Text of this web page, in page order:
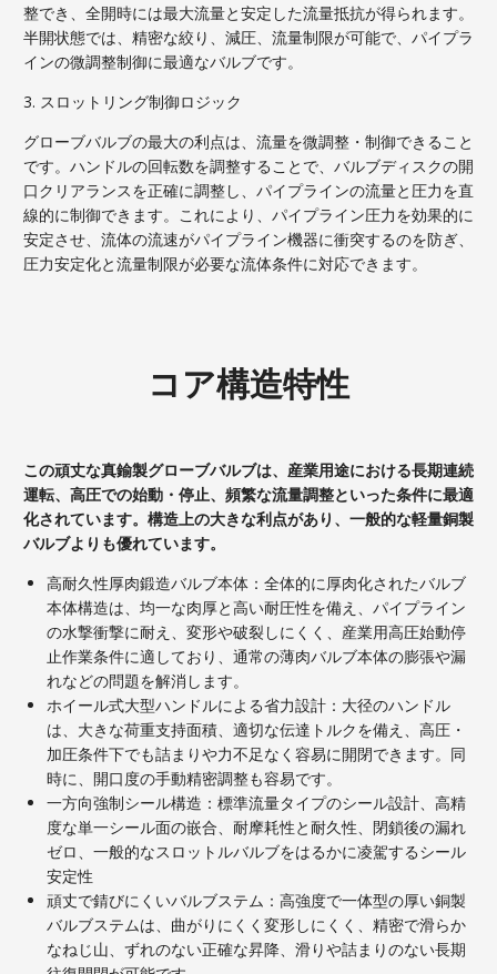
整でき、全開時には最大流量と安定した流量抵抗が得られます。
半開状態では、精密な絞り、減圧、流量制限が可能で、パイプラ
インの微調整制御に最適なバルブです。
3. スロットリング制御ロジック
グローブバルブの最大の利点は、流量を微調整・制御できること
です。ハンドルの回転数を調整することで、バルブディスクの開
口クリアランスを正確に調整し、パイプラインの流量と圧力を直
線的に制御できます。これにより、パイプライン圧力を効果的に
安定させ、流体の流速がパイプライン機器に衝突するのを防ぎ、
圧力安定化と流量制限が必要な流体条件に対応できます。
コア構造特性
この頑丈な真鍮製グローブバルブは、産業用途における長期連続
運転、高圧での始動・停止、頻繁な流量調整といった条件に最適
化されています。構造上の大きな利点があり、一般的な軽量銅製
バルブよりも優れています。
高耐久性厚肉鍛造バルブ本体：全体的に厚肉化されたバルブ
本体構造は、均一な肉厚と高い耐圧性を備え、パイプライン
の水撃衝撃に耐え、変形や破裂しにくく、産業用高圧始動停
止作業条件に適しており、通常の薄肉バルブ本体の膨張や漏
れなどの問題を解消します。
ホイール式大型ハンドルによる省力設計：大径のハンドル
は、大きな荷重支持面積、適切な伝達トルクを備え、高圧・
加圧条件下でも詰まりや力不足なく容易に開閉できます。同
時に、開口度の手動精密調整も容易です。
一方向強制シール構造：標準流量タイプのシール設計、高精
度な単一シール面の嵌合、耐摩耗性と耐久性、閉鎖後の漏れ
ゼロ、一般的なスロットルバルブをはるかに凌駕するシール
安定性
頑丈で錆びにくいバルブステム：高強度で一体型の厚い銅製
バルブステムは、曲がりにくく変形しにくく、精密で滑らか
なねじ山、ずれのない正確な昇降、滑りや詰まりのない長期